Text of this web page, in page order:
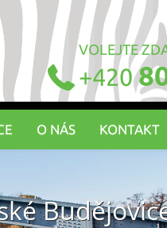
VOLEJTE
+420
O NÁS KONTAKT